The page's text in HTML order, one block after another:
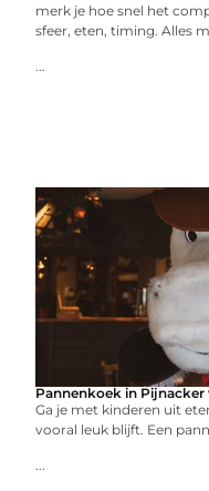
merk je hoe snel het
sfeer, eten, timing. Alles
...
Pannenkoek in
Ga je met kinderen uit
vooral leuk blijft. Een
...